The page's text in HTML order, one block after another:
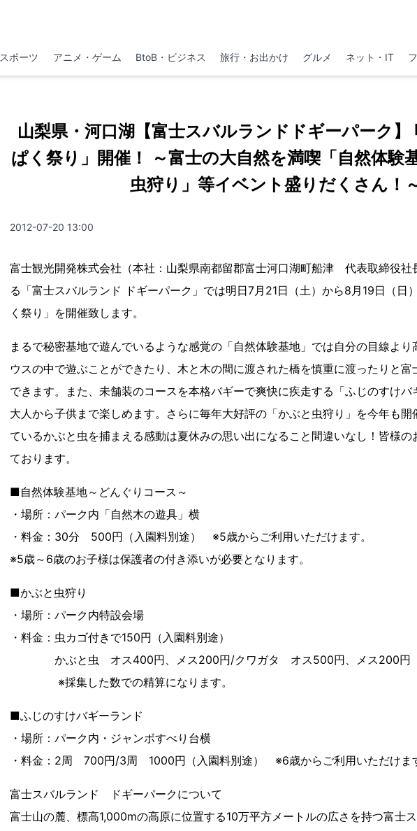
スポーツ アニメ・ゲーム BtoB・ビジネス 旅行・お出かけ グルメ ネット・IT
山梨県・河口湖【富士スバルランドドギーパーク】
ぱく祭り」開催！ ～富士の大自然を満喫「自然体験
虫狩り」等イベント盛りだくさん！
2012-07-20 13:00
富士観光開発株式会社（本社：山梨県南都留郡富士河口湖町船津 代表取締役
る「富士スバルランド ドギーパーク」では明日7月21日（土）から8月19日（日
く祭り」を開催致します。
まるで秘密基地で遊んでいるような感覚の「自然体験基地」では自分の目線よ
ウスの中で遊ぶことができたり、木と木の間に渡された橋を慎重に渡ったりと
できます。また、未舗装のコースを本格バギーで爽快に疾走する「ふじのすけバ
大人から子供まで楽しめます。さらに毎年大好評の「かぶと虫狩り」を今年も
ているかぶと虫を捕まえる感動は夏休みの思い出になること間違いなし！皆様の
ております。
■自然体験基地～どんぐりコース～
・場所：パーク内「自然木の遊具」横
・料金：30分 500円（入園料別途） ※5歳からご利用いただけます。
※5歳～6歳のお子様は保護者の付き添いが必要となります。
■かぶと虫狩り
・場所：パーク内特設会場
・料金：虫カゴ付きで150円（入園料別途）
かぶと虫 オス400円、メス200円/クワガタ オス500円、メス200円
※採集した数での精算になります。
■ふじのすけバギーランド
・場所：パーク内・ジャンボすべり台横
・料金：2周 700円/3周 1000円（入園料別途） ※6歳からご利用いただけま
富士スバルランド ドギーパークについて
富士山の麓、標高1,000mの高原に位置する10万平方メートルの広さを持つ富士